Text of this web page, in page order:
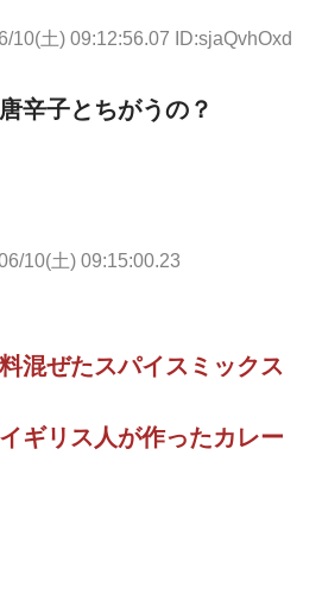
10(土) 09:12:56.07 ID:sjaQvhOxd
辛子とちがうの？
10(土) 09:15:00.23
混ぜたスパイスミックス
ギリス人が作ったカレー